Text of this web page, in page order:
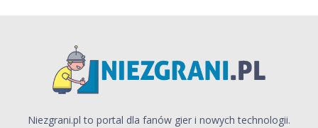
Niezgrani.pl to portal dla fanów gier i nowych technologii.